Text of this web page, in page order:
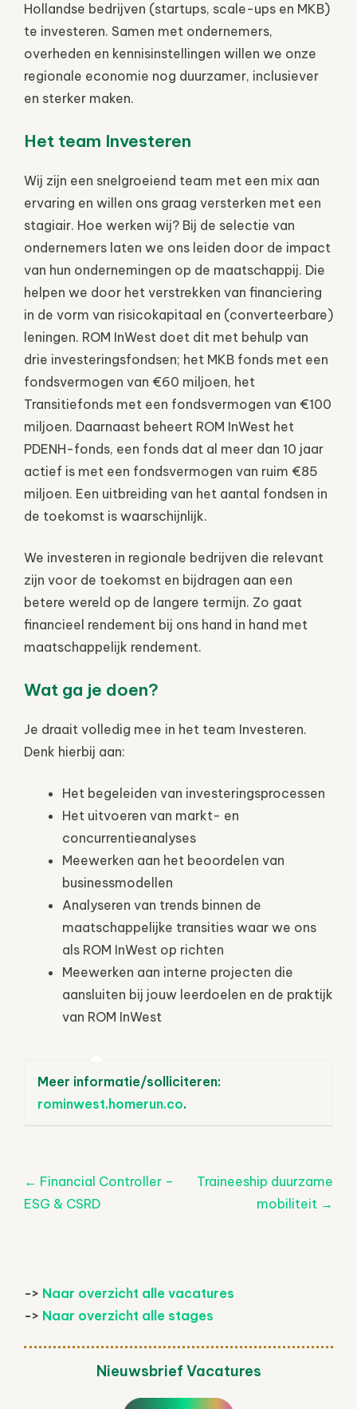
Hollandse bedrijven (startups, scale-ups en MKB)
te investeren. Samen met ondernemers,
overheden en kennisinstellingen willen we onze
regionale economie nog duurzamer, inclusiever
en sterker maken.
Het team Investeren
Wij zijn een snelgroeiend team met een mix aan
ervaring en willen ons graag versterken met een
stagiair. Hoe werken wij? Bij de selectie van
ondernemers laten we ons leiden door de impact
van hun ondernemingen op de maatschappij. Die
helpen we door het verstrekken van financiering
in de vorm van risicokapitaal en (converteerbare)
leningen. ROM InWest doet dit met behulp van
drie investeringsfondsen; het MKB fonds met een
fondsvermogen van €60 miljoen, het
Transitiefonds met een fondsvermogen van €100
miljoen. Daarnaast beheert ROM InWest het
PDENH-fonds, een fonds dat al meer dan 10 jaar
actief is met een fondsvermogen van ruim €85
miljoen. Een uitbreiding van het aantal fondsen in
de toekomst is waarschijnlijk.
We investeren in regionale bedrijven die relevant
zijn voor de toekomst en bijdragen aan een
betere wereld op de langere termijn. Zo gaat
financieel rendement bij ons hand in hand met
maatschappelijk rendement.
Wat ga je doen?
Je draait volledig mee in het team Investeren.
Denk hierbij aan:
Het begeleiden van investeringsprocessen
Het uitvoeren van markt- en
concurrentieanalyses
Meewerken aan het beoordelen van
businessmodellen
Analyseren van trends binnen de
maatschappelijke transities waar we ons
als ROM InWest op richten
Meewerken aan interne projecten die
aansluiten bij jouw leerdoelen en de praktijk
van ROM InWest
Meer informatie/solliciteren:
rominwest.homerun.co.
Post
navigatie
← Financial Controller –
ESG & CSRD
Traineeship duurzame
mobiliteit →
-> Naar overzicht alle vacatures
-> Naar overzicht alle stages
Nieuwsbrief Vacatures